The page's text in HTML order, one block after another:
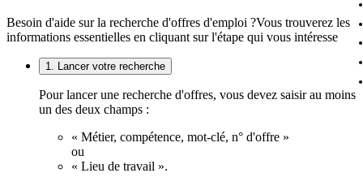
Besoin d'aide sur la recherche d'offres d'emploi ?Vous trouverez les
informations essentielles en cliquant sur l'étape qui vous intéresse
1. Lancer votre recherche
Pour lancer une recherche d'offres, vous devez saisir au moins
un des deux champs :
« Métier, compétence, mot-clé, n° d'offre »
ou
« Lieu de travail ».